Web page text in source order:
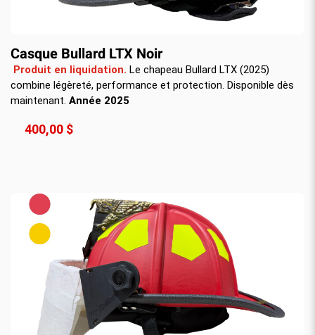
Casque Bullard LTX Noir
Produit en liquidation. Le chapeau Bullard LTX (2025)
combine légèreté, performance et protection. Disponible dès
maintenant. Année 2025
400,00 $